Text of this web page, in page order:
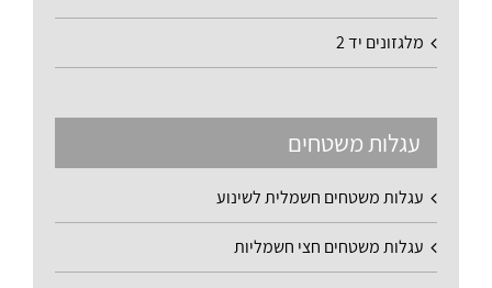
מלגזונים יד 2
עגלות משטחים
עגלות משטחים חשמלית לשינוע
עגלות משטחים חצי חשמליות